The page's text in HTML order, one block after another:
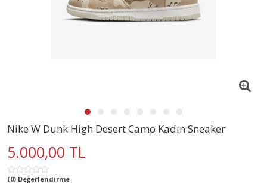
Nike W Dunk High Desert Camo Kadın Sneaker
5.000,00 TL
(0) Değerlendirme